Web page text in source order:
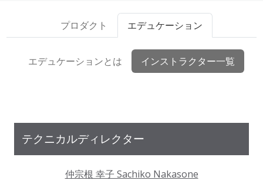
プロダクト エデュケーション
エデュケーションとは インストラクター一覧
テクニカルディレクター
仲宗根 幸子 Sachiko Nakasone